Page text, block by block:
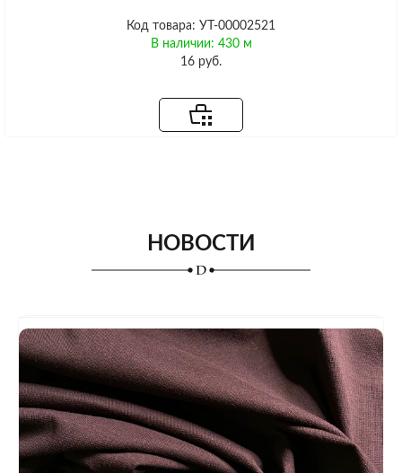
Код товара: УТ-00002521
В наличии: 430 м
16 руб.
НОВОСТИ